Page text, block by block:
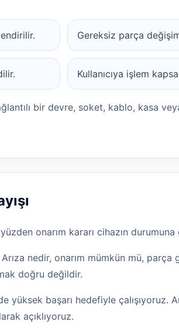
Gereksiz parça
Kullanıcıya işlem
bir devre, soket, kablo, kasa
onarım kararı cihazın
nedir, onarım mümkün mü,
doğru değildir.
yüksek başarı hedefiyle
açıklıyoruz.